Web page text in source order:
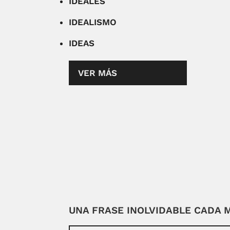
IDEALISMO
IDEAS
VER MÁS
UNA FRASE INOLVIDABLE CADA